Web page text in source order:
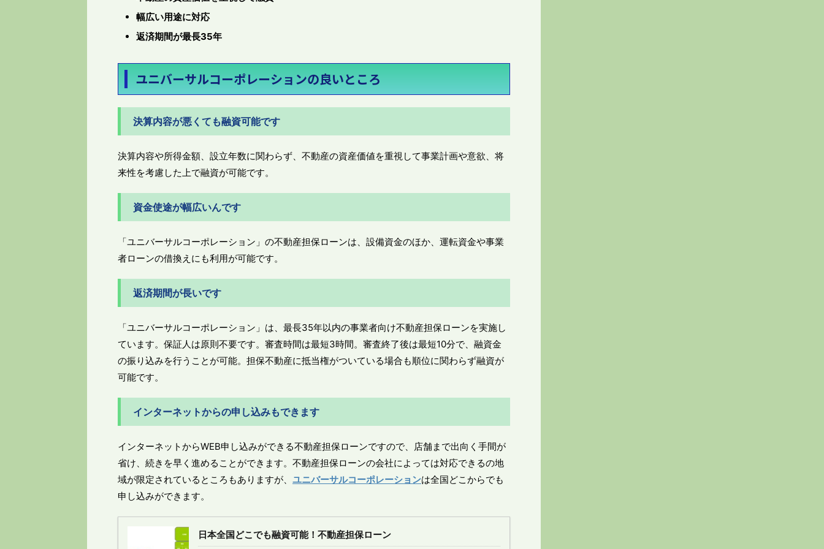
幅広い用途に対応
返済期間が最長35年
ユニバーサルコーポレーションの良いところ
決算内容が悪くても融資可能です
決算内容や所得金額、設立年数に関わらず、不動産の資産価値を重視して事業計画や意欲、将
来性を考慮した上で融資が可能です。
資金使途が幅広いんです
「ユニバーサルコーポレーション」の不動産担保ローンは、設備資金のほか、運転資金や事業
者ローンの借換えにも利用が可能です。
返済期間が長いです
「ユニバーサルコーポレーション」は、最長35年以内の事業者向け不動産担保ローンを実施し
ています。保証人は原則不要です。審査時間は最短3時間。審査終了後は最短10分で、融資金
の振り込みを行うことが可能。担保不動産に抵当権がついている場合も順位に関わらず融資が
可能です。
インターネットからの申し込みもできます
インターネットからWEB申し込みができる不動産担保ローンですので、店舗まで出向く手間が
省け、続きを早く進めることができます。不動産担保ローンの会社によっては対応できるの地
域が限定されているところもありますが、 ユニバーサルコーポレーションは全国どこからでも
申し込みができます。
日本全国どこでも融資可能！不動産担保ローン